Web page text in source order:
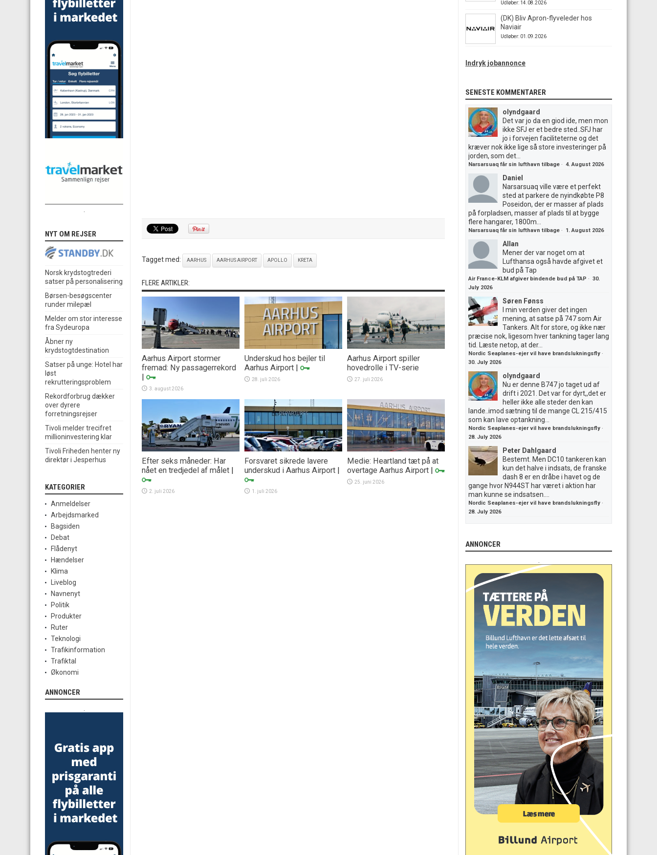
Tagget med: AARHUS AARHUS AIRPORT APOLLO KRETA
FLERE ARTIKLER:
Aarhus Airport stormer
fremad: Ny passagerrekord
|
3. august 2026
Underskud hos bejler til
Aarhus Airport |
28. juli 2026
Aarhus Airport spiller
hovedrolle i TV-serie
27. juli 2026
Efter seks måneder: Har
nået en tredjedel af målet |
2. juli 2026
Forsvaret sikrede lavere
underskud i Aarhus Airport |
1. juli 2026
Medie: Heartland tæt på at
overtage Aarhus Airport |
25. juni 2026
NYT OM REJSER
Norsk krydstogtrederi
satser på personalisering
Børsen-besøgscenter
runder milepæl
Melder om stor interesse
fra Sydeuropa
Åbner ny
krydstogtdestination
Satser på unge: Hotel har
løst
rekrutteringsproblem
Rekordforbrug dækker
over dyrere
forretningsrejser
Tivoli melder trecifret
millioninvestering klar
Tivoli Friheden henter ny
direktør i Jesperhus
KATEGORIER
Anmeldelser
Arbejdsmarked
Bagsiden
Debat
Flådenyt
Hændelser
Klima
Liveblog
Navnenyt
Politik
Produkter
Ruter
Teknologi
Trafikinformation
Trafiktal
Økonomi
ANNONCER
Udløber: 14.08.2026
(DK) Bliv Apron-flyveleder hos
Naviair
Udløber: 01.09.2026
Indryk jobannonce
SENESTE KOMMENTARER
olyndgaard
Det var jo da en giod ide, men mon
ikke SFJ er et bedre sted..SFJ har
jo i forvejen faciliteterne og det
kræver nok ikke lige så store investeringer på
jorden, som det...
Narsarsuaq får sin lufthavn tilbage · 4. August 2026
Daniel
Narsarsuaq ville være et perfekt
sted at parkere de nyindkøbte P8
Poseidon, der er masser af plads
på forpladsen, masser af plads til at bygge
flere hangarer, 1800m...
Narsarsuaq får sin lufthavn tilbage · 1. August 2026
Allan
Mener der var noget om at
Lufthansa også havde afgivet et
bud på Tap
Air France-KLM afgiver bindende bud på TAP · 30.
July 2026
Søren Fønss
I min verden giver det ingen
mening, at satse på 747 som Air
Tankers. Alt for store, og ikke nær
præcise nok, ligesom hver tankning tager lang
tid. Læste netop, at der...
Nordic Seaplanes-ejer vil have brandslukningsfly ·
30. July 2026
olyndgaard
Nu er denne B747 jo taget ud af
drift i 2021. Det var for dyrt,,det er
heller ikke alle steder den kan
lande..imod sætning til de mange CL 215/415
som kan lave optankning...
Nordic Seaplanes-ejer vil have brandslukningsfly ·
28. July 2026
Peter Dahlgaard
Bestemt. Men DC10 tankeren kan
kun det halve i indsats, de franske
dash 8 er en dråbe i havet og de
gange hvor N944ST har været i aktion har
man kunne se indsatsen....
Nordic Seaplanes-ejer vil have brandslukningsfly ·
28. July 2026
ANNONCER